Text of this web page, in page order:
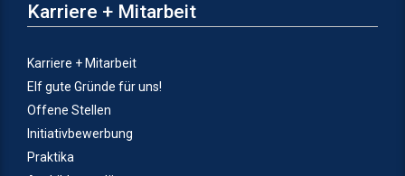
Karriere + Mitarbeit
Karriere + Mitarbeit
Elf gute Gründe für uns!
Offene Stellen
Initiativbewerbung
Praktika